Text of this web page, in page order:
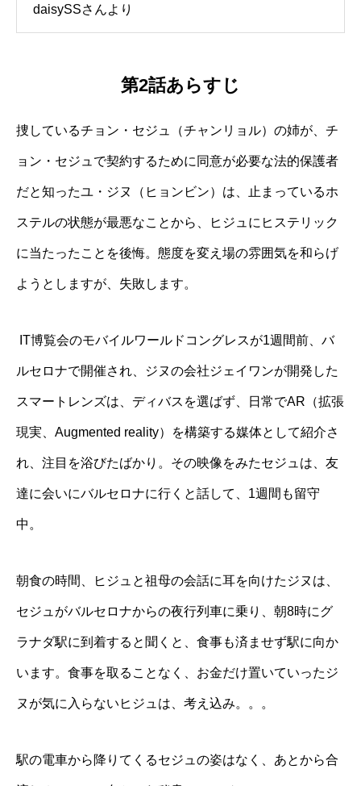
daisySSさんより
第2話あらすじ
捜しているチョン・セジュ（チャンリョル）の姉が、チ
ョン・セジュで契約するために同意が必要な法的保護者
だと知ったユ・ジヌ（ヒョンビン）は、止まっているホ
ステルの状態が最悪なことから、ヒジュにヒステリック
に当たったことを後悔。態度を変え場の雰囲気を和らげ
ようとしますが、失敗します。
IT博覧会のモバイルワールドコングレスが1週間前、バ
ルセロナで開催され、ジヌの会社ジェイワンが開発した
スマートレンズは、ディバスを選ばず、日常でAR （拡張
現実、 Augmented reality）を構築する媒体として紹介さ
れ、注目を浴びたばかり。その映像をみたセジュは、友
達に会いにバルセロナに行くと話して、 1週間も留守
中。
朝食の時間、ヒジュと祖母の会話に耳を向けたジヌは、
セジュがバルセロナからの夜行列車に乗り、朝8時にグ
ラナダ駅に到着すると聞くと、食事も済ませず駅に向か
います。食事を取ることなく、お金だけ置いていったジ
ヌが気に入らないヒジュは、考え込み。。。
駅の電車から降りてくるセジュの姿はなく、あとから合